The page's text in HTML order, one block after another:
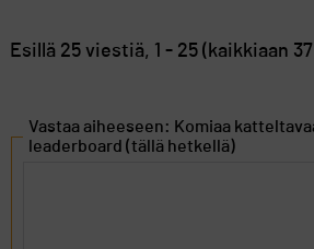
Esillä 25 viestiä, 1 - 25 (kaikkiaan
Vastaa aiheeseen: Komiaa
leaderboard (tällä hetkellä)